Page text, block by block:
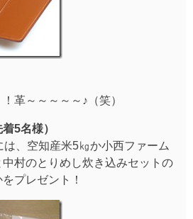
革～～～～～♪（笑）
5名様）
、空知産米5㎏か小西ファーム
村のとりめし炊き込みセットの
プレゼント！